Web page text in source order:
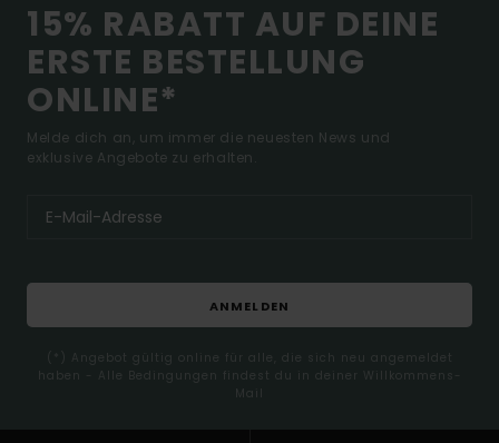
15% RABATT AUF DEINE
ERSTE BESTELLUNG
ONLINE*
Melde dich an, um immer die neuesten News und
exklusive Angebote zu erhalten.
ANMELDEN
(*) Angebot gültig online für alle, die sich neu angemeldet
haben - Alle Bedingungen findest du in deiner Willkommens-
Mail